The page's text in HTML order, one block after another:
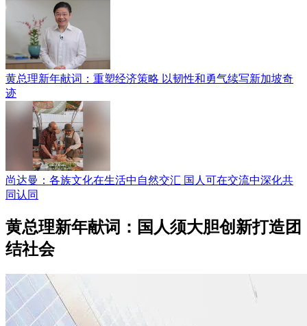
黄总理新年献词：重塑经济策略 以韧性和勇气续写新加坡奇
迹
尚达曼：各族文化在生活中自然交汇 国人可在交流中深化共
同认同
黄总理新年献词：国人须大胆创新打造团
结社会